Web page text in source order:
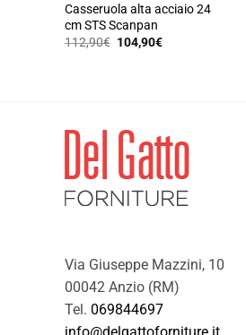
Casseruola alta acciaio 24
cm STS Scanpan
112,90€ Il
104,90€Il
Via Giuseppe Mazzini, 10
00042 Anzio (RM)
Tel. 069844697